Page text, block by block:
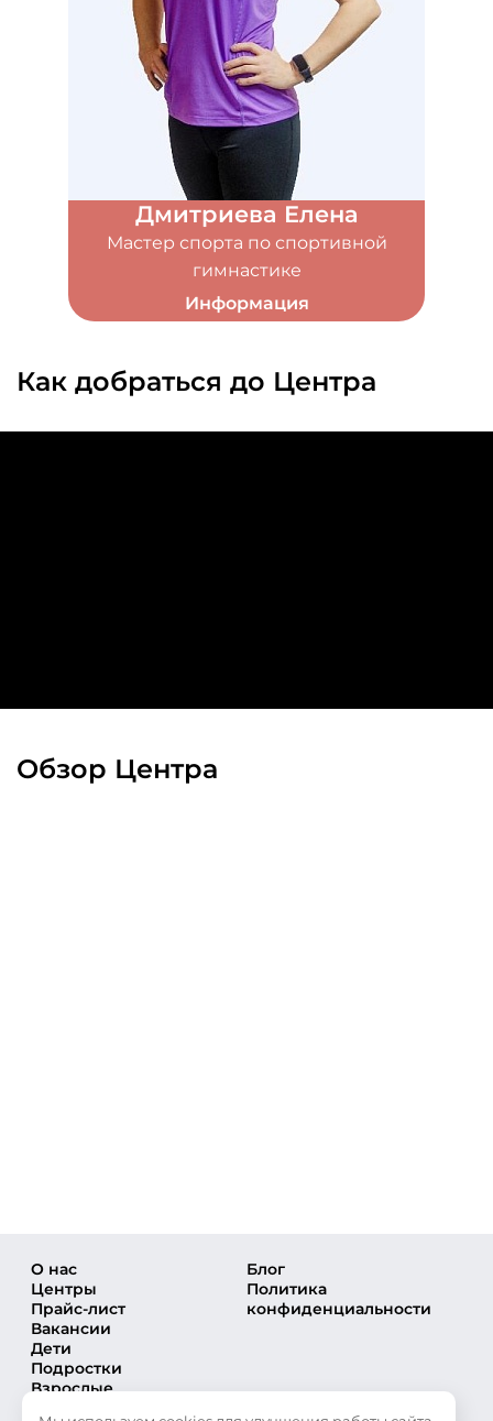
Дмитриева Елена
Мастер спорта по спортивной
гимнастике
Информация
Как добраться до Центра
Обзор Центра
О нас
Центры
Прайс-лист
Вакансии
Дети
Подростки
Взрослые
Блог
Политика
конфиденциальности